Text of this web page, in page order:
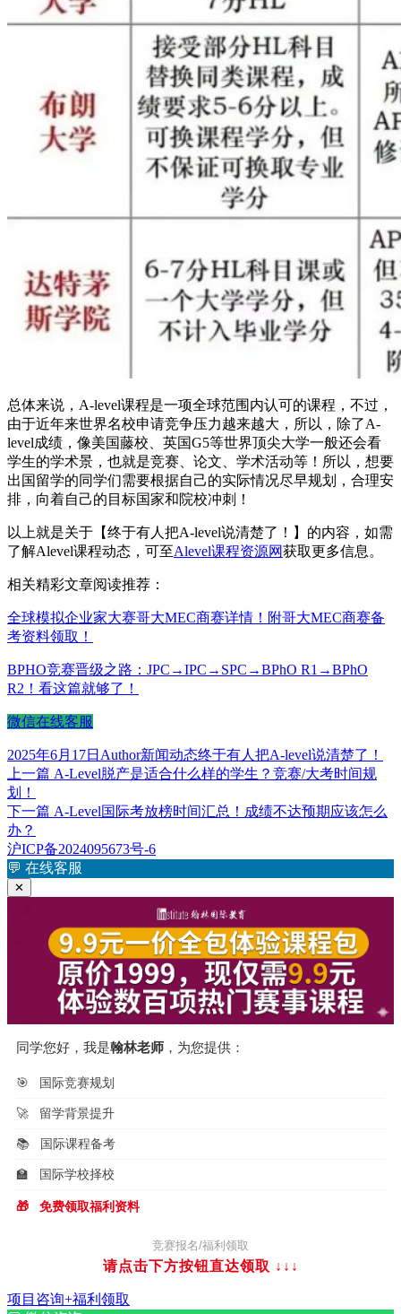
总体来说，A-level课程是一项全球范围内认可的课程，不过，
由于近年来世界名校申请竞争压力越来越大，所以，除了A-
level成绩，像美国藤校、英国G5等世界顶尖大学一般还会看
学生的学术景，也就是竞赛、论文、学术活动等！所以，想要
出国留学的同学们需要根据自己的实际情况尽早规划，合理安
排，向着自己的目标国家和院校冲刺！
以上就是关于【终于有人把A-level说清楚了！】的内容，如需
了解Alevel课程动态，可至Alevel课程资源网获取更多信息。
相关精彩文章阅读推荐：
全球模拟企业家大赛哥大MEC商赛详情！附哥大MEC商赛备
考资料领取！
BPHO竞赛晋级之路：JPC→IPC→SPC→BPhO R1→BPhO
R2！看这篇就够了！
微信在线客服
发
布
于
2025年6月17日 作
者
Author分
类
新闻动态标
签
终于有人把A-level说清楚了！
文
章
导
航
上一篇 上
文
A-Level脱产是适合什么样的学生？竞赛/大考时间规
划！
下一篇 下
文
章：
A-Level国际考放榜时间汇总！成绩不达预期应该怎么
办？
沪ICP备2024095673号-6
💬 在线客服
✕
同学您好，我是翰林老师 ，为您提供：
🎯 国际竞赛规划
🚀 留学背景提升
📚 国际课程备考
🏫 国际学校择校
🎁 免费领取福利资料
竞赛报名/福利领取
请点击下方按钮直达领取 ↓↓↓
项目咨询+福利领取